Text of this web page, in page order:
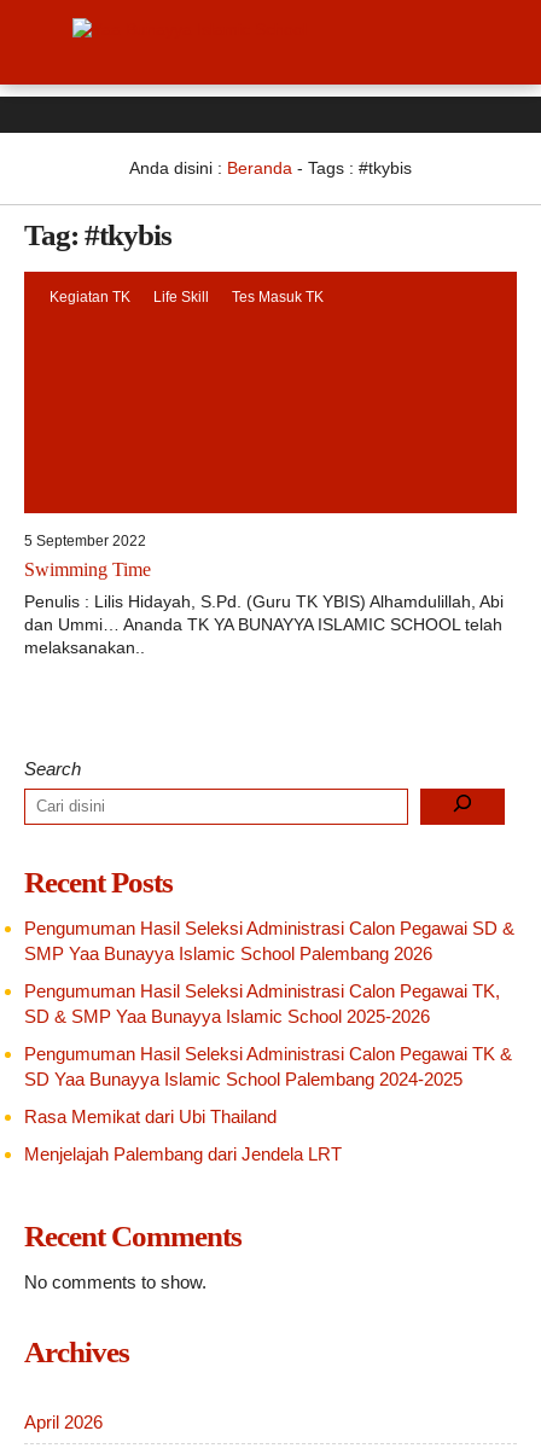
Anda disini : Beranda - Tags : #tkybis
Tag: #tkybis
Kegiatan TK Life Skill Tes Masuk TK
5 September 2022
Swimming Time
Penulis : Lilis Hidayah, S.Pd. (Guru TK YBIS) Alhamdulillah, Abi
dan Ummi… Ananda TK YA BUNAYYA ISLAMIC SCHOOL telah
melaksanakan..
Search
Recent Posts
Pengumuman Hasil Seleksi Administrasi Calon Pegawai SD &
SMP Yaa Bunayya Islamic School Palembang 2026
Pengumuman Hasil Seleksi Administrasi Calon Pegawai TK,
SD & SMP Yaa Bunayya Islamic School 2025-2026
Pengumuman Hasil Seleksi Administrasi Calon Pegawai TK &
SD Yaa Bunayya Islamic School Palembang 2024-2025
Rasa Memikat dari Ubi Thailand
Menjelajah Palembang dari Jendela LRT
Recent Comments
No comments to show.
Archives
April 2026